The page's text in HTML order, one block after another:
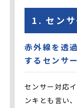
1. セン
赤外線を透
するセンサ
センサー対応
ンキとも言い